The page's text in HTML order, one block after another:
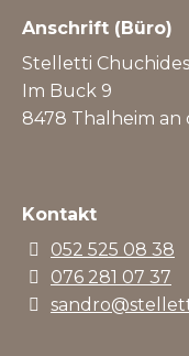
Anschrift (Büro)
Stelletti
Im Buck 9
8478 Thalheim an
Kontakt
052 525 08 38
076 281 07 37